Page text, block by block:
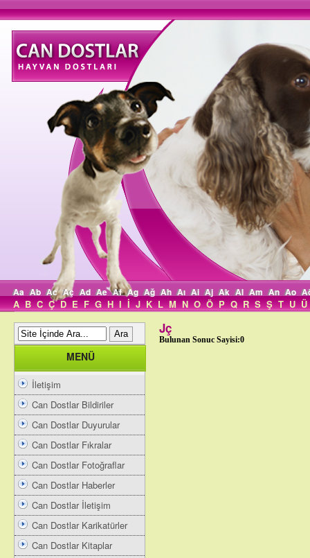
Aa Ab Ac Aç Ad Ae Af Ag Ağ Ah Aı Ai Aj Ak Al Am An Ao
A B C Ç D E F G H I İ J K L M N O Ö P Q R S Ş T U Ü
MENÜ
İletişim
Can Dostlar Bildiriler
Can Dostlar Duyurular
Can Dostlar Fıkralar
Can Dostlar Fotoğraflar
Can Dostlar Haberler
Can Dostlar İletişim
Can Dostlar Karikatürler
Can Dostlar Kitaplar
Jç
Bulunan Sonuc Sayisi:0